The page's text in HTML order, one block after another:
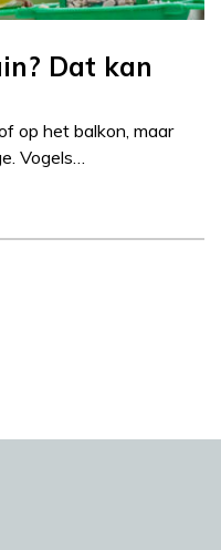
Dat kan
op het balkon, maar
Vogels…